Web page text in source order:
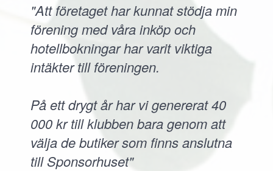
"Att företaget har kunnat stödja min
förening med våra inköp och
hotellbokningar har varit viktiga
intäkter till föreningen.
På ett drygt år har vi genererat 40
000 kr till klubben bara genom att
välja de butiker som finns anslutna
till Sponsorhuset"